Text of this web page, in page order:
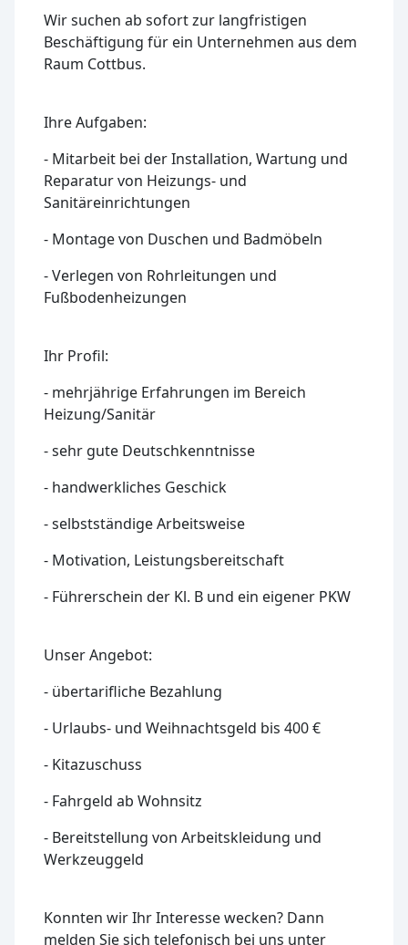
Wir suchen ab sofort zur langfristigen
Beschäftigung für ein Unternehmen aus dem
Raum Cottbus.
Ihre Aufgaben:
- Mitarbeit bei der Installation, Wartung und
Reparatur von Heizungs- und
Sanitäreinrichtungen
- Montage von Duschen und Badmöbeln
- Verlegen von Rohrleitungen und
Fußbodenheizungen
Ihr Profil:
- mehrjährige Erfahrungen im Bereich
Heizung/Sanitär
- sehr gute Deutschkenntnisse
- handwerkliches Geschick
- selbstständige Arbeitsweise
- Motivation, Leistungsbereitschaft
- Führerschein der Kl. B und ein eigener PKW
Unser Angebot:
- übertarifliche Bezahlung
- Urlaubs- und Weihnachtsgeld bis 400 €
- Kitazuschuss
- Fahrgeld ab Wohnsitz
- Bereitstellung von Arbeitskleidung und
Werkzeuggeld
Konnten wir Ihr Interesse wecken? Dann
melden Sie sich telefonisch bei uns unter